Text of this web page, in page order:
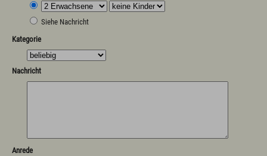
Siehe Nachricht
Kategorie
Nachricht
Anrede